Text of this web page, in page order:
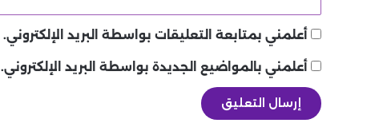
أعلمني بمتابعة التعليقات بواسطة البريد الإلكتروني.
أعلمني بالمواضيع الجديدة بواسطة البريد الإلكتروني.